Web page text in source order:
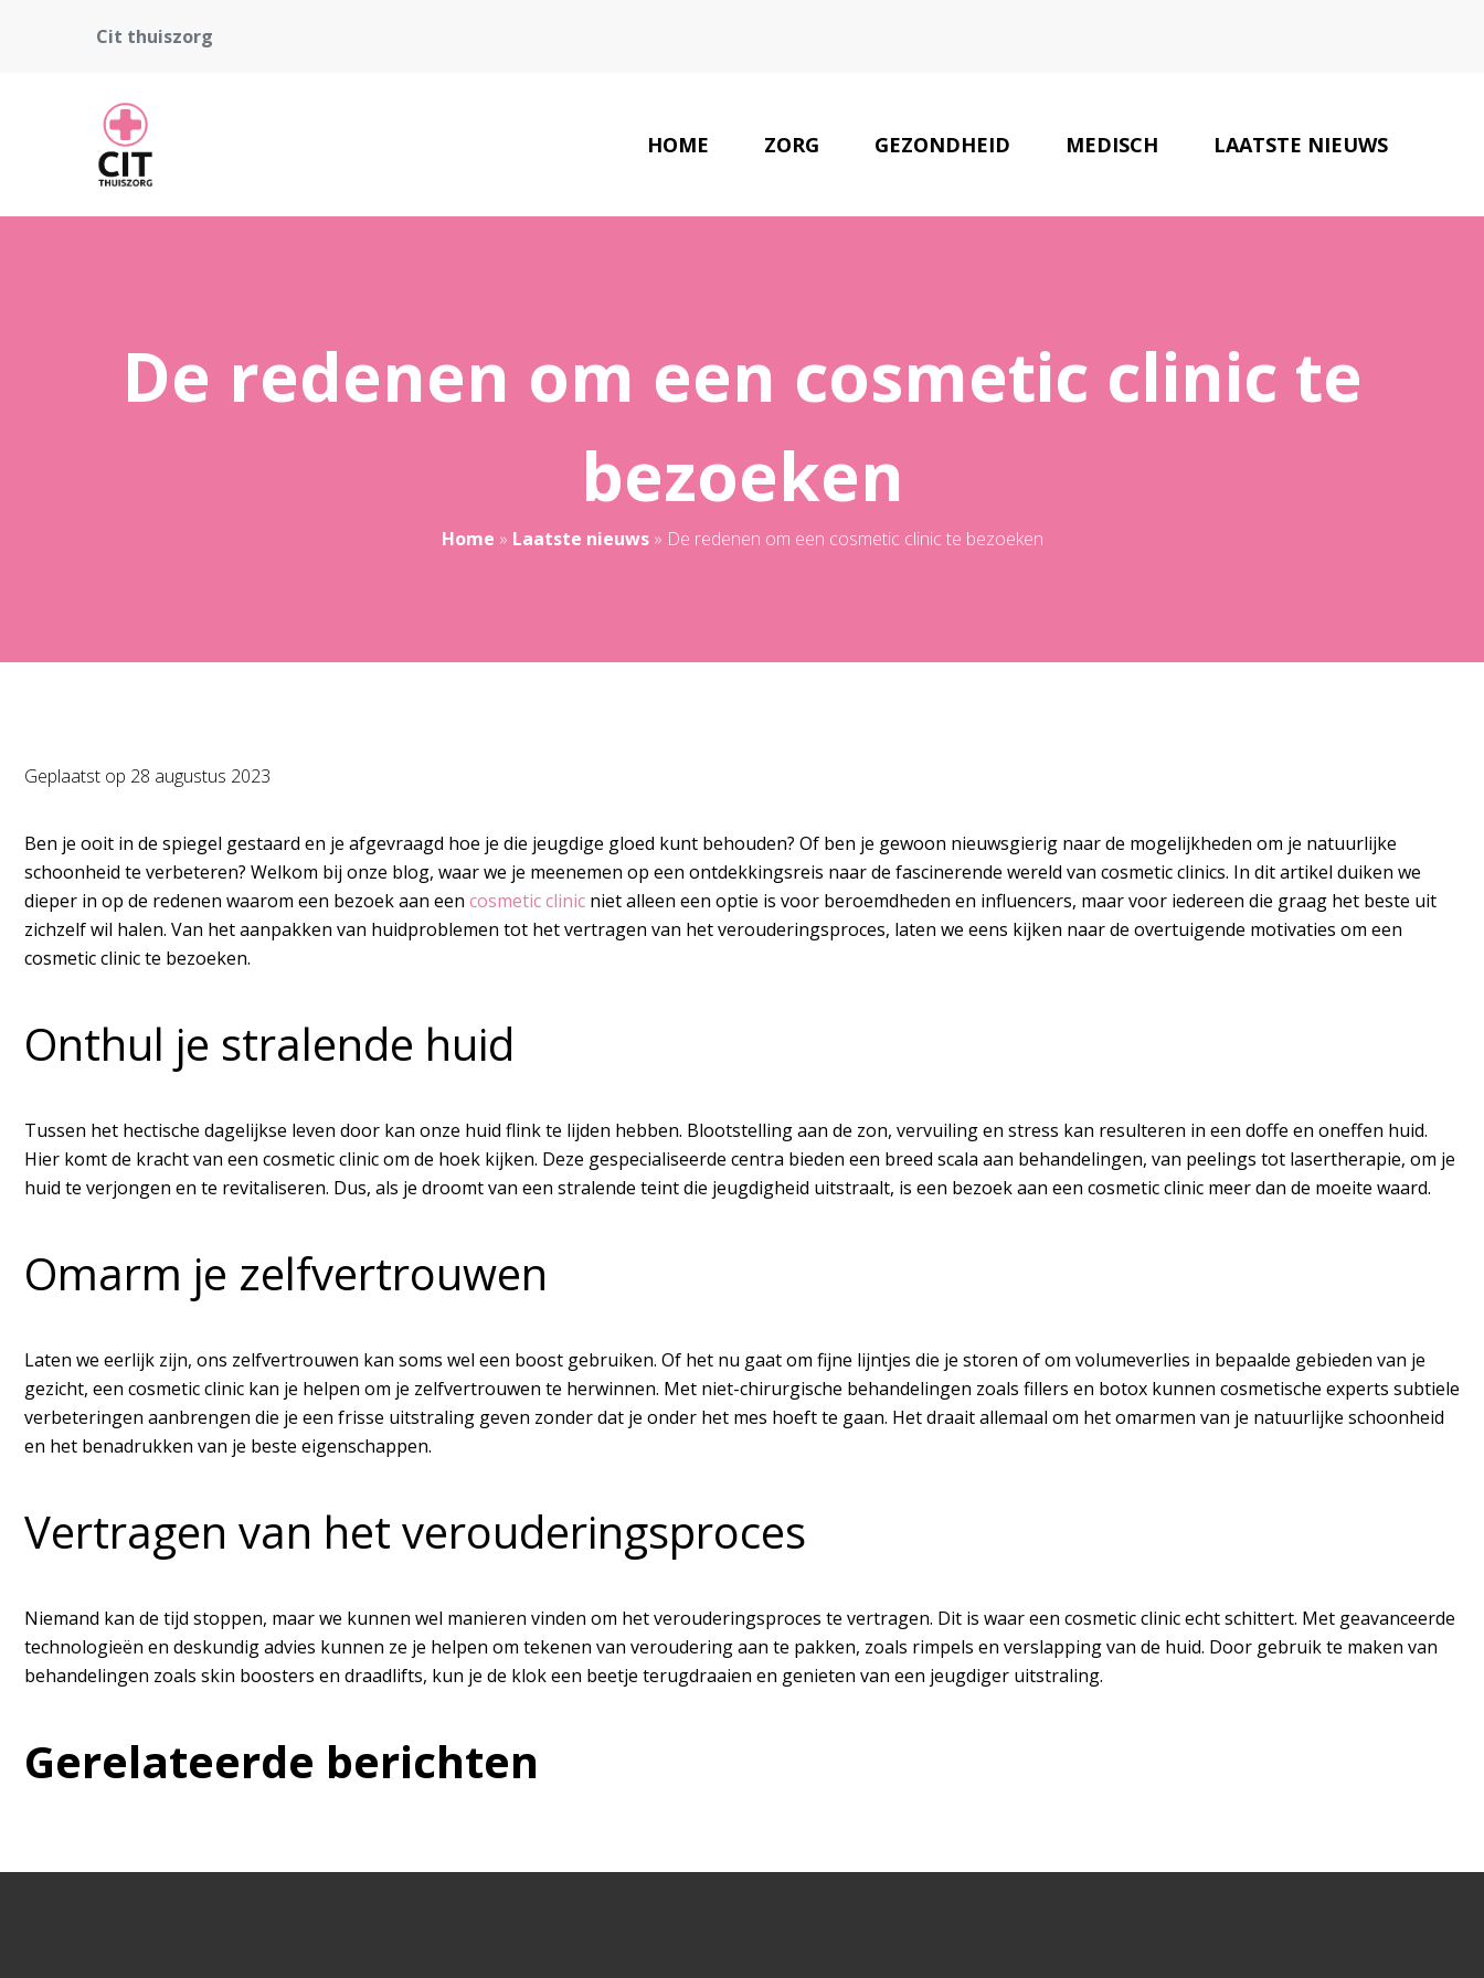
Cit thuiszorg
HOME ZORG GEZONDHEID MEDISCH LAATSTE NIEUWS
De redenen om een cosmetic clinic te
bezoeken
Home » Laatste nieuws» De redenen om een cosmetic clinic te bezoeken
Geplaatst op 28 augustus 2023
Ben je ooit in de spiegel gestaard en je afgevraagd hoe je die jeugdige gloed kunt behouden? Of ben je gewoon nieuwsgierig naar de mogelijkheden om je natuurlijke
schoonheid te verbeteren? Welkom bij onze blog, waar we je meenemen op een ontdekkingsreis naar de fascinerende wereld van cosmetic clinics. In dit artikel duiken we
dieper in op de redenen waarom een bezoek aan een cosmetic clinic niet alleen een optie is voor beroemdheden en influencers, maar voor iedereen die graag het beste uit
zichzelf wil halen. Van het aanpakken van huidproblemen tot het vertragen van het verouderingsproces, laten we eens kijken naar de overtuigende motivaties om een
cosmetic clinic te bezoeken.
Onthul je stralende huid
Tussen het hectische dagelijkse leven door kan onze huid flink te lijden hebben. Blootstelling aan de zon, vervuiling en stress kan resulteren in een doffe en oneffen huid.
Hier komt de kracht van een cosmetic clinic om de hoek kijken. Deze gespecialiseerde centra bieden een breed scala aan behandelingen, van peelings tot lasertherapie, om je
huid te verjongen en te revitaliseren. Dus, als je droomt van een stralende teint die jeugdigheid uitstraalt, is een bezoek aan een cosmetic clinic meer dan de moeite waard.
Omarm je zelfvertrouwen
Laten we eerlijk zijn, ons zelfvertrouwen kan soms wel een boost gebruiken. Of het nu gaat om fijne lijntjes die je storen of om volumeverlies in bepaalde gebieden van je
gezicht, een cosmetic clinic kan je helpen om je zelfvertrouwen te herwinnen. Met niet-chirurgische behandelingen zoals fillers en botox kunnen cosmetische experts subtiele
verbeteringen aanbrengen die je een frisse uitstraling geven zonder dat je onder het mes hoeft te gaan. Het draait allemaal om het omarmen van je natuurlijke schoonheid
en het benadrukken van je beste eigenschappen.
Vertragen van het verouderingsproces
Niemand kan de tijd stoppen, maar we kunnen wel manieren vinden om het verouderingsproces te vertragen. Dit is waar een cosmetic clinic echt schittert. Met geavanceerde
technologieën en deskundig advies kunnen ze je helpen om tekenen van veroudering aan te pakken, zoals rimpels en verslapping van de huid. Door gebruik te maken van
behandelingen zoals skin boosters en draadlifts, kun je de klok een beetje terugdraaien en genieten van een jeugdiger uitstraling.
Gerelateerde berichten